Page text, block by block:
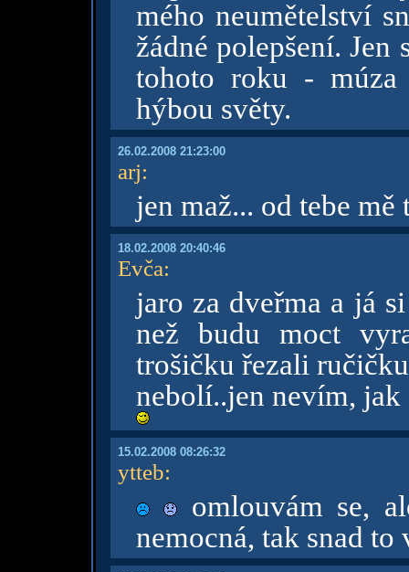
mého neumětelství
žádné polepšení.
tohoto roku - múza
hýbou světy.
26.02.2008 21:23:00
arj:
jen maž... od tebe
18.02.2008 20:40:46
Evča:
jaro za dveřma a já
než budu moct
trošičku řezali
nebolí..jen nevím, jak
15.02.2008 08:26:32
ytteb:
omlouvám se,
nemocná, tak snad to